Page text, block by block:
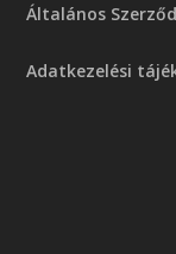
Általános
Adatkezelési